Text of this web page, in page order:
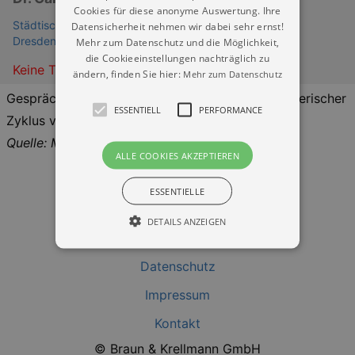
Städtische Galerie Dresden - Kunstsammlung (Museum
Dresden)
Keine Termine
Gespräch in der Ausstellung »sur-faces – Ein malerischer
Zyklus von Franziska Klotz«
Quelle: Museen der Stadt Dresden
Datenschutz
Impressum
Kontakt
© Braun & Krellmann GmbH
Cookies für diese anonyme Auswertung. Ihre
Datensicherheit nehmen wir dabei sehr ernst!
Mehr zum Datenschutz und die Möglichkeit,
die Cookieeinstellungen nachträglich zu
ändern, finden Sie hier: Mehr zum Datenschutz
ESSENTIELL PERFORMANCE
ALLE COOKIES AKZEPTIEREN
ESSENTIELLE
DETAILS ANZEIGEN
grundlegenden Funktionen unserer Webseite
account. Ohne diese Cookies funktioniert